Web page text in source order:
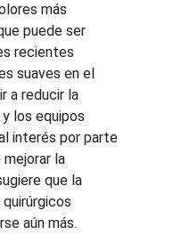
más
puede ser
recientes
suaves en el
a reducir la
los equipos
interés por parte
la
que la
aún más.